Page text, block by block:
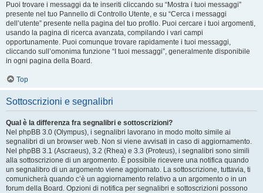
Puoi trovare i messaggi da te inseriti cliccando su “Mostra i tuoi messaggi”
presente nel tuo Pannello di Controllo Utente, e su “Cerca i messaggi
dell’utente” presente nella pagina del tuo profilo. Puoi cercare i tuoi argomenti,
usando la pagina di ricerca avanzata, compilando i vari campi
opportunamente. Puoi comunque trovare rapidamente i tuoi messaggi,
cliccando sull’omonima funzione “I tuoi messaggi”, generalmente disponibile
in ogni pagina della Board.
Top
Sottoscrizioni e segnalibri
Qual è la differenza fra segnalibri e sottoscrizioni?
Nel phpBB 3.0 (Olympus), i segnalibri lavorano in modo molto simile ai
segnalibri di un browser web. Non si viene avvisati in caso di aggiornamento.
Nel phpBB 3.1 (Ascraeus), 3.2 (Rhea) e 3.3 (Proteus), i segnalibri sono simili
alla sottoscrizione di un argomento. È possibile ricevere una notifica quando
un segnalibro di un argomento viene aggiornato. La sottoscrizione, tuttavia, ti
comunicherà quando c’è un aggiornamento relativo a un argomento o in un
forum della Board. Opzioni di notifica per segnalibri e sottoscrizioni possono